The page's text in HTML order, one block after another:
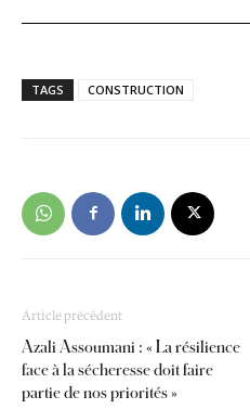
TAGS CONSTRUCTION
Article précédent
Azali Assoumani : « La résilience
face à la sécheresse doit faire
partie de nos priorités »